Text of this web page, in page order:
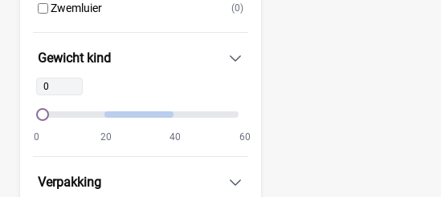
Teddy Care (0)
Toujours (0)
Trekpleister
Zwemluier (0)
Gewicht kind
0 20 40 60
Verpakking